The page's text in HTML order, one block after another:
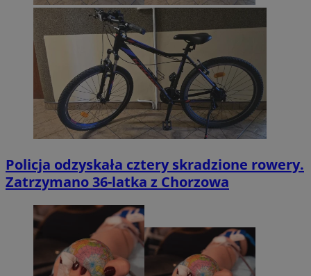
Policja odzyskała cztery skradzione rowery.
Zatrzymano 36-latka z Chorzowa